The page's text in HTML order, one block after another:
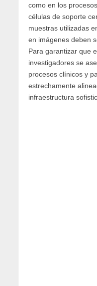
como en los
células de soporte
muestras utilizadas
en imágenes deben
Para garantizar que
investigadores se
procesos clínicos y
estrechamente
infraestructura